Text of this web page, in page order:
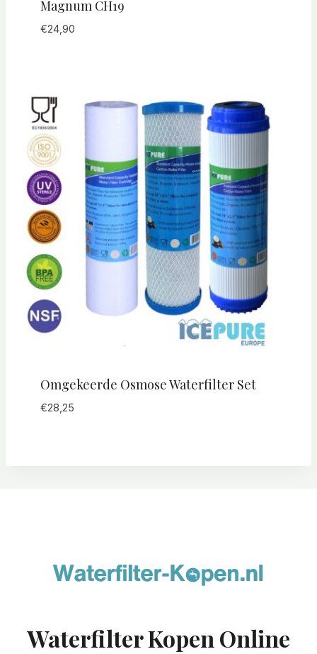
Magnum CH19
€24,90
Omgekeerde Osmose Waterfilter Set
€28,25
Waterfilter Kopen Online